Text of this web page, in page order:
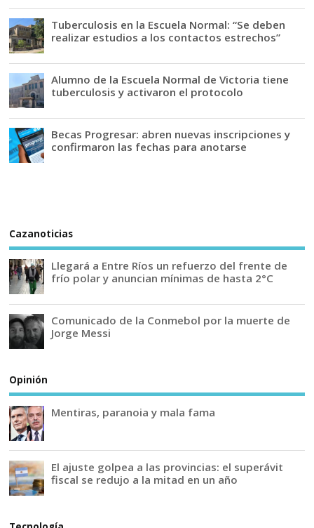
Tuberculosis en la Escuela Normal: “Se deben
realizar estudios a los contactos estrechos”
Alumno de la Escuela Normal de Victoria tiene
tuberculosis y activaron el protocolo
Becas Progresar: abren nuevas inscripciones y
confirmaron las fechas para anotarse
Cazanoticias
Llegará a Entre Ríos un refuerzo del frente de
frío polar y anuncian mínimas de hasta 2°C
Comunicado de la Conmebol por la muerte de
Jorge Messi
Opinión
Mentiras, paranoia y mala fama
El ajuste golpea a las provincias: el superávit
fiscal se redujo a la mitad en un año